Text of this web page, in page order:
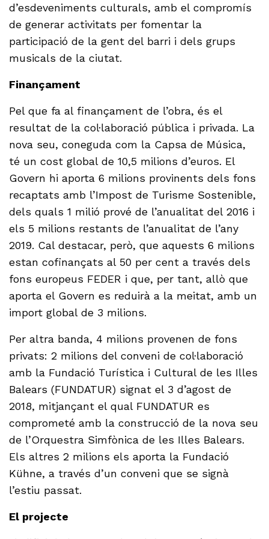
d’esdeveniments culturals, amb el compromís
de generar activitats per fomentar la
participació de la gent del barri i dels grups
musicals de la ciutat.
Finançament
Pel que fa al finançament de l’obra, és el
resultat de la col·laboració pública i privada. La
nova seu, coneguda com la Capsa de Música,
té un cost global de 10,5 milions d’euros. El
Govern hi aporta 6 milions provinents dels fons
recaptats amb l’Impost de Turisme Sostenible,
dels quals 1 milió prové de l’anualitat del 2016 i
els 5 milions restants de l’anualitat de l’any
2019. Cal destacar, però, que aquests 6 milions
estan cofinançats al 50 per cent a través dels
fons europeus FEDER i que, per tant, allò que
aporta el Govern es reduirà a la meitat, amb un
import global de 3 milions.
Per altra banda, 4 milions provenen de fons
privats: 2 milions del conveni de col·laboració
amb la Fundació Turística i Cultural de les Illes
Balears (FUNDATUR) signat el 3 d’agost de
2018, mitjançant el qual FUNDATUR es
comprometé amb la construcció de la nova seu
de l’Orquestra Simfònica de les Illes Balears.
Els altres 2 milions els aporta la Fundació
Kühne, a través d’un conveni que se signà
l’estiu passat.
El projecte